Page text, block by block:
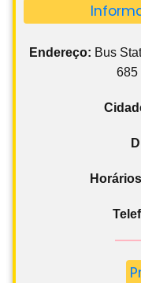
Endereço: Bus
685
Horários